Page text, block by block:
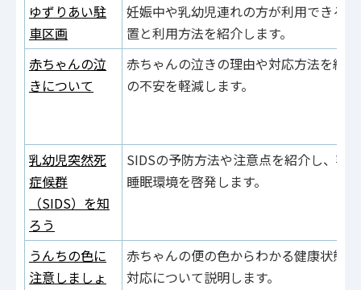
ゆずりあい駐
車区画
妊娠中や乳幼児連れの方が利用できる
置と利用方法を紹介します。
赤ちゃんの泣
きについて
赤ちゃんの泣きの理由や対応方法を紹
の不安を軽減します。
乳幼児突然死
症候群
（SIDS）を知
ろう
SIDSの予防方法や注意点を紹介し、乳
睡眠環境を啓発します。
うんちの色に
注意しましょ
赤ちゃんの便の色からわかる健康状態
対応について説明します。